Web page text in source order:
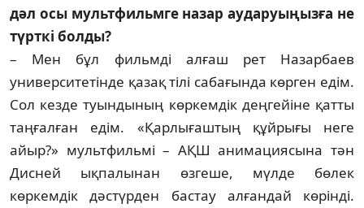
дәл осы мультфильмге назар аударуыңызға не
түрткі болды?
– Мен бұл фильмді алғаш рет Назарбаев
университетінде қазақ тілі сабағында көрген едім.
Сол кез­де туындының көркемдік деңгейіне қатты
таңғалған едім. «Қарлығаш­тың құйрығы неге
айыр?» мультфильмі – АҚШ анимация­сына тән
Дисней ықпалынан өзгеше, мүлде бөлек
көркемдік дәстүрден бастау алғандай көрінді.